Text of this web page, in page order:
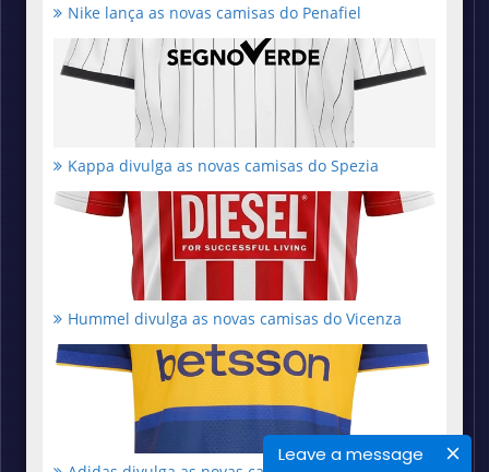
Leave a message
Nike lança as novas camisas do Penafiel
Kappa divulga as novas camisas do Spezia
Hummel divulga as novas camisas do Vicenza